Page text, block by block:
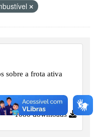
sobre a frota ativa
1080 downloads